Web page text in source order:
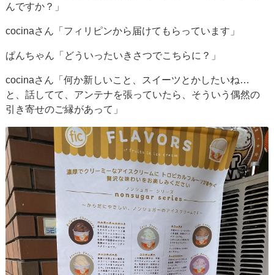
んですか？」
cocinaさん「フィリピンから届けてもらっています」
ぱんちゃん「どういったいきさつでこちらに？」
cocinaさん「何か新しいこと、スイーツとかしたいね…
と、話してて、アンテナを張っていたら、そういう偶然の
引き寄せのご縁があって」